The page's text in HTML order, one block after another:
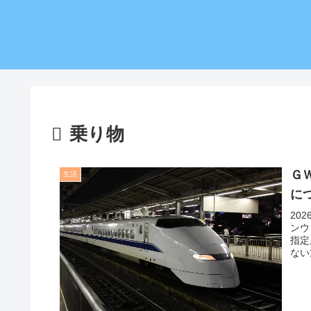
乗り物
生活
Ｇ
に
ン
指
な